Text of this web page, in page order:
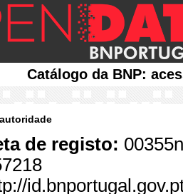
Catálogo da BNP:
de registo: